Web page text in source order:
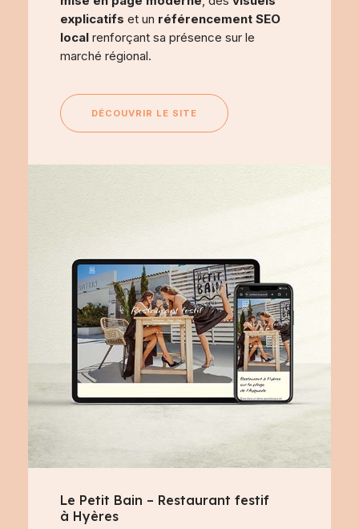
explicatifs et un référencement SEO
local renforçant sa présence sur le
marché régional.
DÉCOUVRIR LE SITE
Le Petit Bain – Restaurant festif
à Hyères